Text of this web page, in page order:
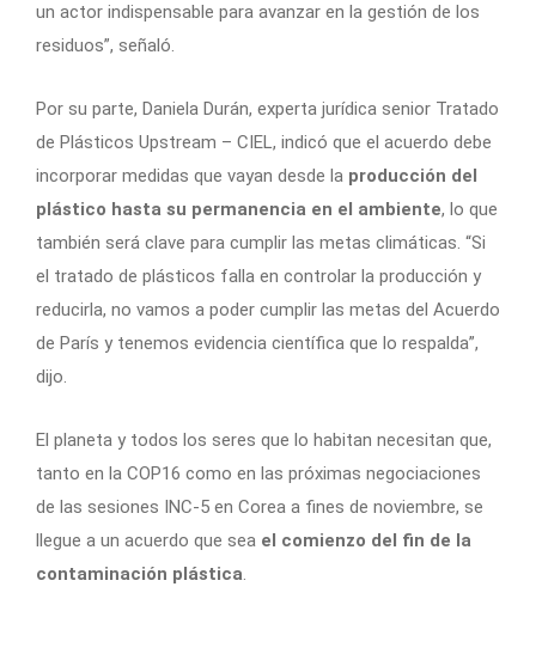
un actor indispensable para avanzar en la gestión de los
residuos”, señaló.
Por su parte, Daniela Durán, experta jurídica senior Tratado
de Plásticos Upstream – CIEL, indicó que el acuerdo debe
incorporar medidas que vayan desde la producción del
plástico hasta su permanencia en el ambiente, lo que
también será clave para cumplir las metas climáticas. “Si
el tratado de plásticos falla en controlar la producción y
reducirla, no vamos a poder cumplir las metas del Acuerdo
de París y tenemos evidencia científica que lo respalda”,
dijo.
El planeta y todos los seres que lo habitan necesitan que,
tanto en la COP16 como en las próximas negociaciones
de las sesiones INC-5 en Corea a fines de noviembre, se
llegue a un acuerdo que sea el comienzo del fin de la
contaminación plástica.